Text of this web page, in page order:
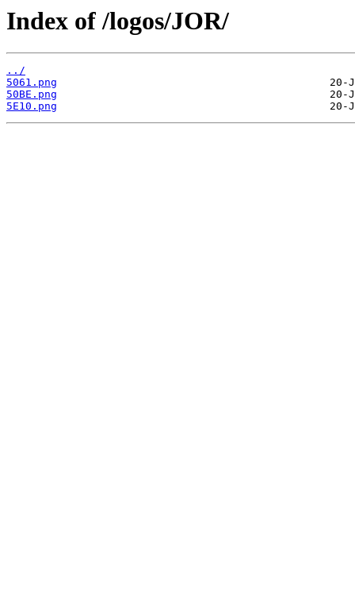
Index of /logos/JOR/
../
5061.png
50BE.png
5E10.png